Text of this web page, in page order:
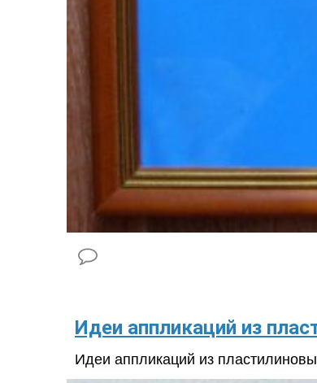
​Идеи аппликаций из
Идеи аппликаций из